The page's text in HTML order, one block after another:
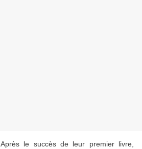
Après le succès de leur premier livre,